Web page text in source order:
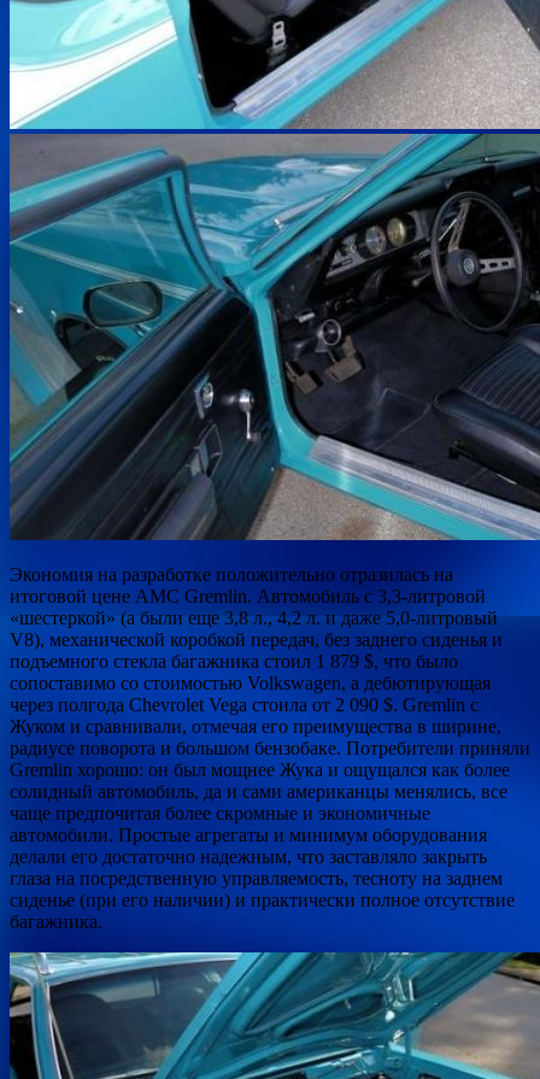
Экономия на разработке положительно отразилась на
итоговой цене AMC Gremlin. Автомобиль с 3,3-литровой
«шестеркой» (а были еще 3,8 л., 4,2 л. и даже 5,0-литровый
V8), механической коробкой передач, без заднего сиденья и
подъемного стекла багажника стоил 1 879 $, что было
сопоставимо со стоимостью Volkswagen, а дебютирующая
через полгода Chevrolet Vega стоила от 2 090 $. Gremlin с
Жуком и сравнивали, отмечая его преимущества в ширине,
радиусе поворота и большом бензобаке. Потребители приняли
Gremlin хорошо: он был мощнее Жука и ощущался как более
солидный автомобиль, да и сами американцы менялись, все
чаще предпочитая более скромные и экономичные
автомобили. Простые агрегаты и минимум оборудования
делали его достаточно надежным, что заставляло закрыть
глаза на посредственную управляемость, тесноту на заднем
сиденье (при его наличии) и практически полное отсутствие
багажника.